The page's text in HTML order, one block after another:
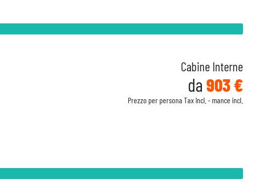
Cabine Interne
da 903 €
Prezzo per persona Tax Incl. - mance incl.